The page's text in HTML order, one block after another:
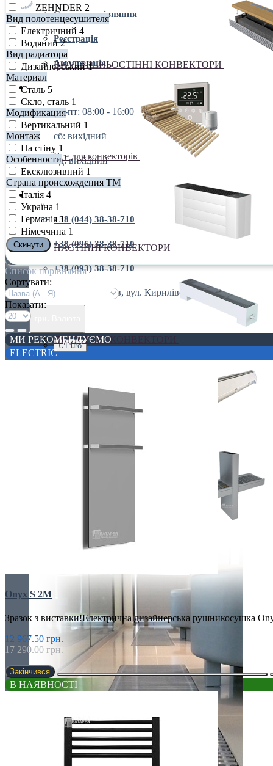
Список порівняння
Реєстрація
Авторизація
пн-пт: 08:00 - 16:00
пн-пт: 08:00 - 16:00
сб: вихідний
нд: вихідний
+38 (044) 38-38-710
+38 (044) 38-38-710
+38 (096) 38-38-710
+38 (093) 38-38-710
Україна, м. Київ, вул. Кирилівська, 160А
€ Euro
Українська
ВНУТРІШНЬОСТІННІ КОНВЕКТОРИ
Все для конвекторів
НАСТІННІ КОНВЕКТОРИ
ПІДЛОГОВІ КОНВЕКТОРИ
ZEHNDER 2
Вид полотенцесушителя
Електричний 4
Водяний 2
Вид радиатора
Дизайнерський 1
Материал
Сталь 5
Скло, сталь 1
Модификация
Вертикальний 1
Монтаж
На стіну 1
Особенности
Ексклюзивний 1
Страна происхождения ТМ
Італія 4
Україна 1
Германія 1
Німеччина 1
Cкинути
Список порівняння
Сортувати:
Показати:
МИ РЕКОМЕНДУЄМО
ELECTRIC
Onyx S 2M
Зразок з виставки!Електрична дизайнерська рушникосушка
12 967.50 грн.
17 290.00 грн.
Закінчився
В НАЯВНОСТІ